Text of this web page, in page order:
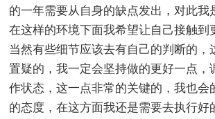
的一年需要从自身的缺点发出，对此我
在这样的环境下面我希望让自己接触到
当然有些细节应该去有自己的判断的，
置疑的，我一定会坚持做的更好一点，
作状态，这一点非常的关键的，我也会
的态度，在这方面我还是需要去执行好